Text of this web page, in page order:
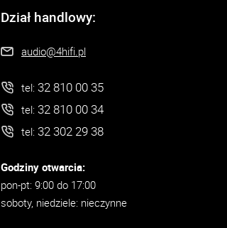
Dział handlowy:
audio@4hifi.pl
tel: 32 810 00 35
tel: 32 810 00 34
tel: 32 302 29 38
Godziny otwarcia:
pon-pt: 9:00 do 17:00
soboty, niedziele: nieczynne